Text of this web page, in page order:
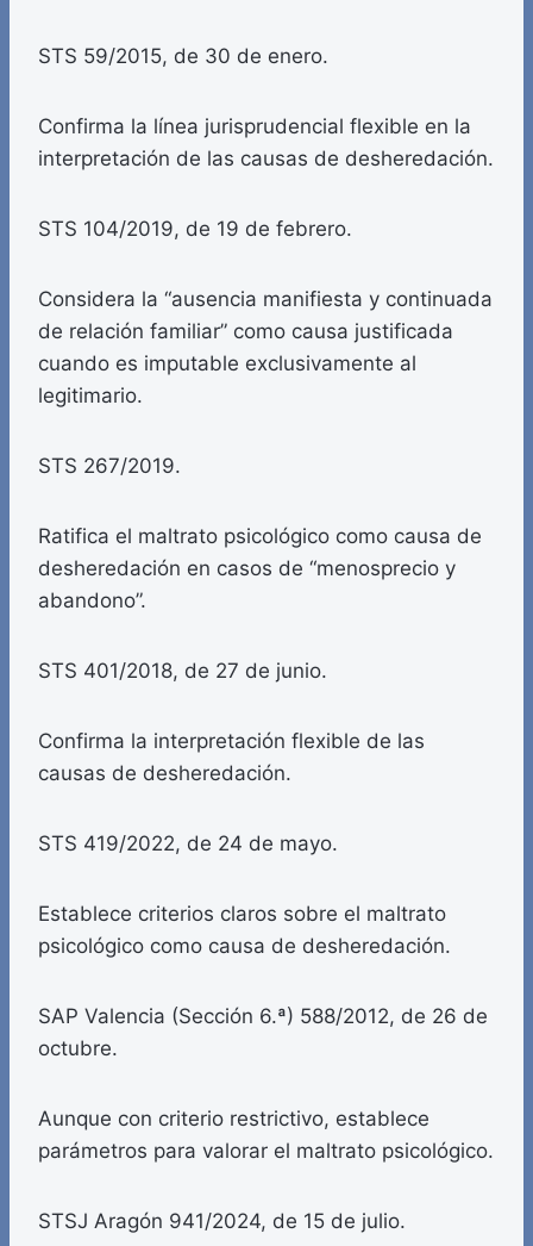
STS 59/2015, de 30 de enero.
Confirma la línea jurisprudencial flexible en la
interpretación de las causas de desheredación.
STS 104/2019, de 19 de febrero.
Considera la “ausencia manifiesta y continuada
de relación familiar” como causa justificada
cuando es imputable exclusivamente al
legitimario.
STS 267/2019.
Ratifica el maltrato psicológico como causa de
desheredación en casos de “menosprecio y
abandono”.
STS 401/2018, de 27 de junio.
Confirma la interpretación flexible de las
causas de desheredación.
STS 419/2022, de 24 de mayo.
Establece criterios claros sobre el maltrato
psicológico como causa de desheredación.
SAP Valencia (Sección 6.ª) 588/2012, de 26 de
octubre.
Aunque con criterio restrictivo, establece
parámetros para valorar el maltrato psicológico.
STSJ Aragón 941/2024, de 15 de julio.